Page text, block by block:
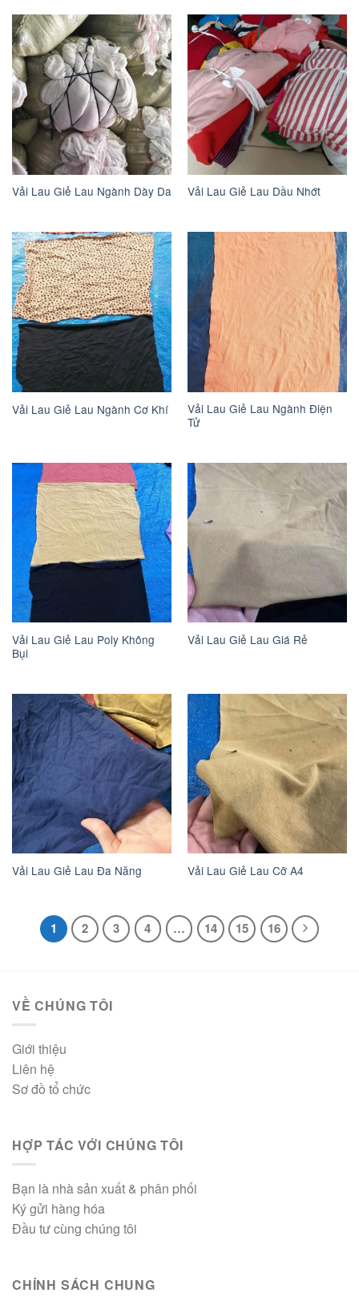
Vải Lau Giẻ Lau Ngành Dày Da Vải Lau Giẻ Lau Dầu Nhớt
Vải Lau Giẻ Lau Ngành Cơ Khí
Vải Lau Giẻ Lau Ngành Điện
Tử
Vải Lau Giẻ Lau Poly Không
Bụi
Vải Lau Giẻ Lau Giá Rẻ
Vải Lau Giẻ Lau Đa Năng Vải Lau Giẻ Lau Cỡ A4
1 2 3 4 … 14 15 16
VỀ CHÚNG TÔI
Giới thiệu
Liên hệ
Sơ đồ tổ chức
HỢP TÁC VỚI CHÚNG TÔI
Bạn là nhà sản xuất & phân phối
Ký gửi hàng hóa
Đầu tư cùng chúng tôi
CHÍNH SÁCH CHUNG